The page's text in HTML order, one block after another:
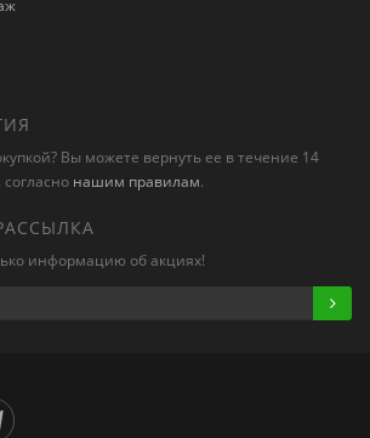
Вы можете вернуть ее в течение 14
нашим правилам.
информацию об акциях!